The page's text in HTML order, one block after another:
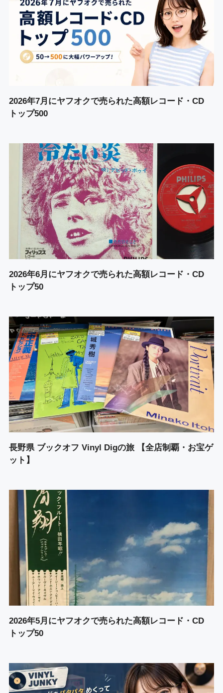
2026年7月にヤフオクで売られた高額レコード・CD
トップ500
2026年6月にヤフオクで売られた高額レコード・CD
トップ50
長野県 ブックオフ Vinyl Digの旅 【全店制覇・お宝ゲ
ット】
2026年5月にヤフオクで売られた高額レコード・CD
トップ50